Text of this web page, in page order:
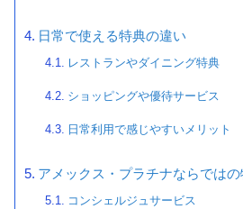
日常で使える特典の違い
レストランやダイニング特典
ショッピングや優待サービス
日常利用で感じやすいメリット
アメックス・プラチナならでは
コンシェルジュサービス